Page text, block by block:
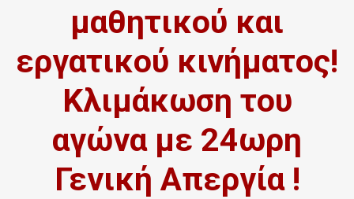
μαθητικού και
εργατικού κινήματος!
Κλιμάκωση του
αγώνα με 24ωρη
Γενική Απεργία !